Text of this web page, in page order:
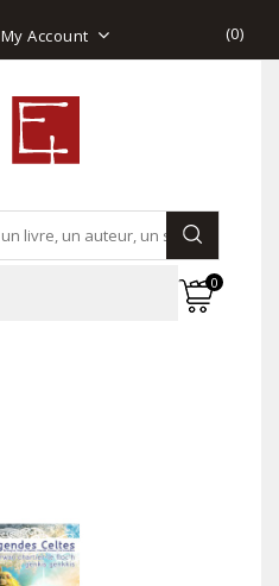
My Account (0)
0